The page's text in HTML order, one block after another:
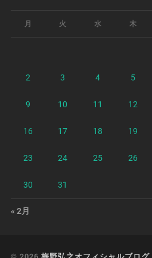
月 火 水 木
2 3 4 5
9 10 11 12
16 17 18 19
23 24 25 26
30 31
« 2月
© 2026 梅野弘之オフィシャルブログ